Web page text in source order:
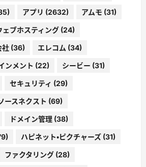
アプリ (2632) アムモ (31)
ェブホスティング (24)
社 (36) エレコム (34)
ンメント (22) シービー (31)
セキュリティ (29)
ースネクスト (69)
ドメイン管理 (38)
ハピネット・ピクチャーズ (31)
ファクタリング (28)